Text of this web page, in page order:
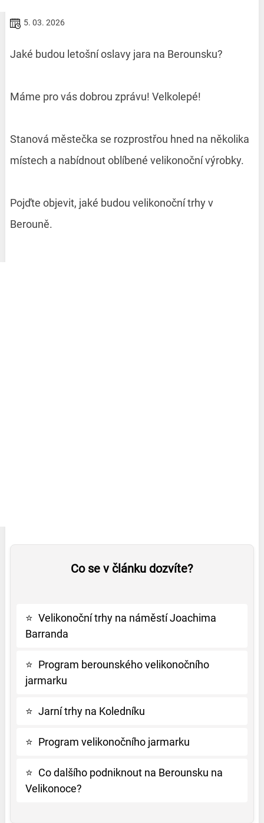
5. 03. 2026
Jaké budou letošní oslavy jara na Berounsku?
Máme pro vás dobrou zprávu! Velkolepé!
Stanová městečka se rozprostřou hned na několika
místech a nabídnout oblíbené velikonoční výrobky.
Pojďte objevit, jaké budou velikonoční trhy v
Berouně.
Co se v článku dozvíte?
⭐ Velikonoční trhy na náměstí Joachima
Barranda
⭐ Program berounského velikonočního
jarmarku
⭐ Jarní trhy na Koledníku
⭐ Program velikonočního jarmarku
⭐ Co dalšího podniknout na Berounsku na
Velikonoce?